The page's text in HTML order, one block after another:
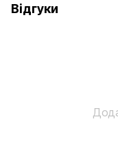
Відгуки